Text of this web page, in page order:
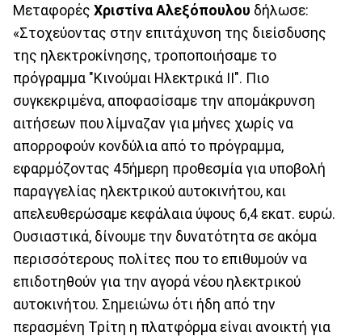
Μεταφορές Χριστίνα Αλεξόπουλου δήλωσε:
«Στοχεύοντας στην επιτάχυνση της διείσδυσης
της ηλεκτροκίνησης, τροποποιήσαμε το
πρόγραμμα "Κινούμαι Ηλεκτρικά ΙΙ". Πιο
συγκεκριμένα, αποφασίσαμε την απομάκρυνση
αιτήσεων που λίμναζαν για μήνες χωρίς να
απορροφούν κονδύλια από το πρόγραμμα,
εφαρμόζοντας 45ήμερη προθεσμία για υποβολή
παραγγελίας ηλεκτρικού αυτοκινήτου, και
απελευθερώσαμε κεφάλαια ύψους 6,4 εκατ. ευρώ.
Ουσιαστικά, δίνουμε την δυνατότητα σε ακόμα
περισσότερους πολίτες που το επιθυμούν να
επιδοτηθούν για την αγορά νέου ηλεκτρικού
αυτοκινήτου. Σημειώνω ότι ήδη από την
περασμένη Τρίτη η πλατφόρμα είναι ανοικτή για